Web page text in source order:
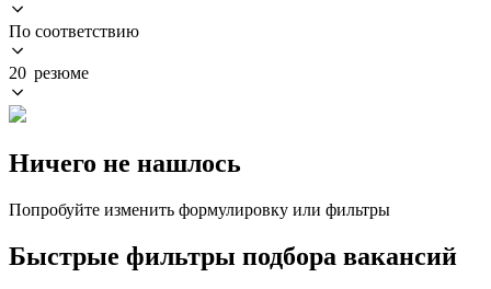
По соответствию
20 резюме
Ничего не нашлось
Попробуйте изменить формулировку или фильтры
Быстрые фильтры подбора вакансий